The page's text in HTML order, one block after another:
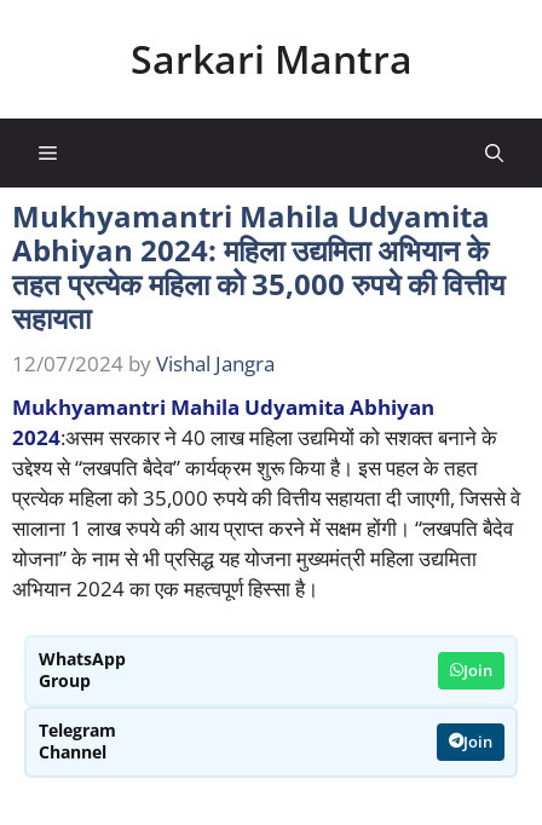
Sarkari Mantra
Menu
Mukhyamantri Mahila Udyamita
Abhiyan 2024: महिला उद्यमिता अभियान के
तहत प्रत्येक महिला को 35,000 रुपये की वित्तीय
सहायता
12/07/2024 byVishal Jangra
Mukhyamantri Mahila Udyamita Abhiyan
2024:असम सरकार ने 40 लाख महिला उद्यमियों को सशक्त बनाने के
उद्देश्य से “लखपति बैदेव” कार्यक्रम शुरू किया है। इस पहल के तहत
प्रत्येक महिला को 35,000 रुपये की वित्तीय सहायता दी जाएगी, जिससे वे
सालाना 1 लाख रुपये की आय प्राप्त करने में सक्षम होंगी। “लखपति बैदेव
योजना” के नाम से भी प्रसिद्ध यह योजना मुख्यमंत्री महिला उद्यमिता
अभियान 2024 का एक महत्वपूर्ण हिस्सा है।
WhatsApp
Group
Join
Telegram
Channel
Join